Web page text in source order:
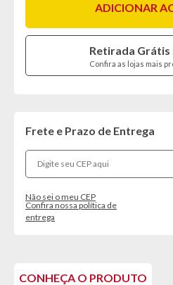
ADICIONAR
Retirada Grátis
Confira as lojas mais
Frete e Prazo de Entrega
Não sei o meu CEP
Confira nossa política de
entrega
CONHEÇA O PRODUTO